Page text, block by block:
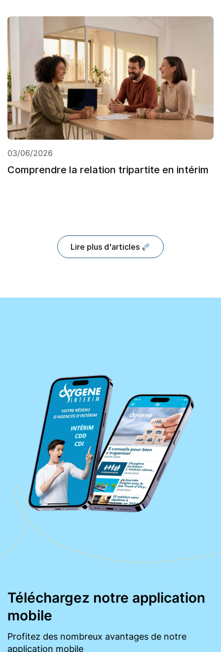
03/06/2026
Comprendre la relation tripartite en intérim
Lire plus d'articles
Téléchargez notre application
mobile
Profitez des nombreux avantages de notre
application mobile